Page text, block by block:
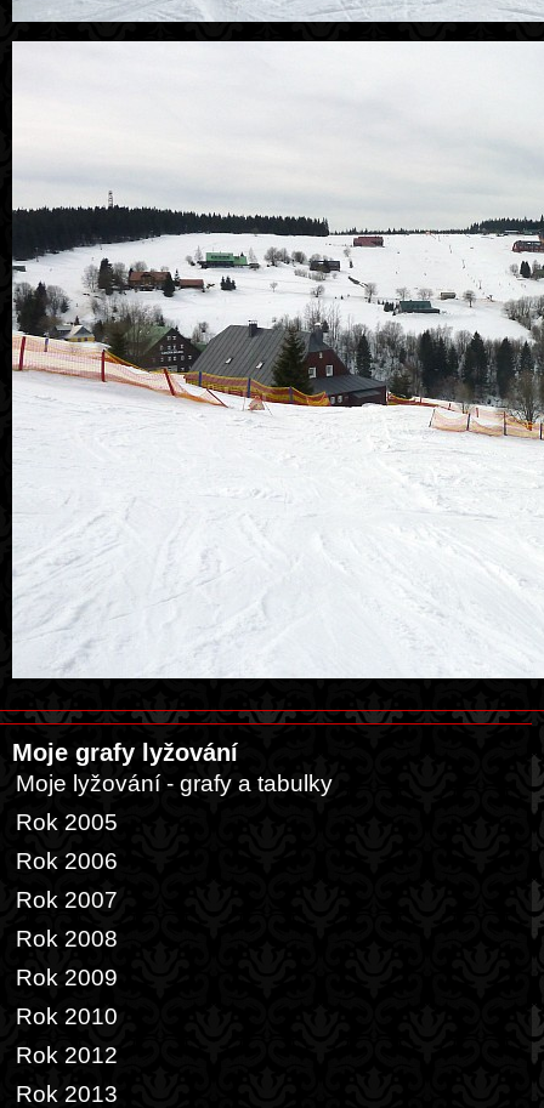
Moje grafy lyžování
Moje lyžování - grafy a tabulky
Rok 2005
Rok 2006
Rok 2007
Rok 2008
Rok 2009
Rok 2010
Rok 2012
Rok 2013